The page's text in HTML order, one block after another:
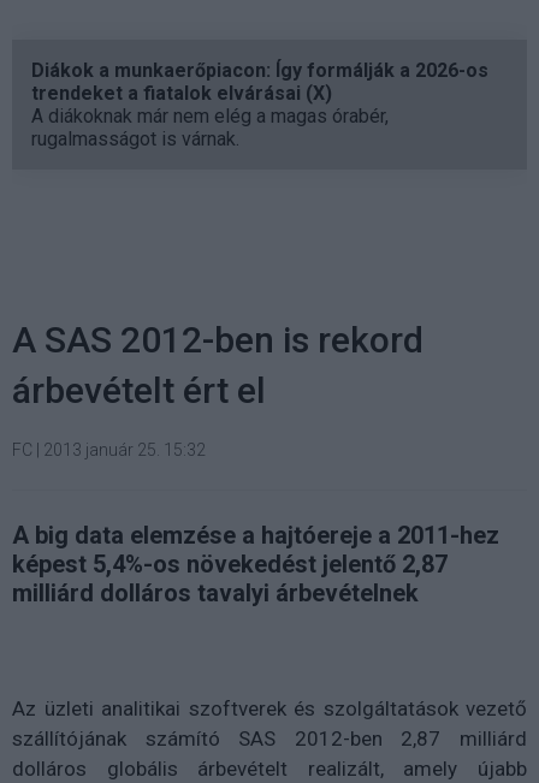
Diákok a munkaerőpiacon: Így formálják a 2026-os
trendeket a fiatalok elvárásai (X)
A diákoknak már nem elég a magas órabér,
rugalmasságot is várnak.
A SAS 2012-ben is rekord
árbevételt ért el
FC 2013 január 25. 15:32
A big data elemzése a hajtóereje a 2011-hez
képest 5,4%-os növekedést jelentő 2,87
milliárd dolláros tavalyi árbevételnek
Az üzleti analitikai szoftverek és szolgáltatások vezető
szállítójának számító SAS 2012-ben 2,87 milliárd
dolláros globális árbevételt realizált, amely újabb